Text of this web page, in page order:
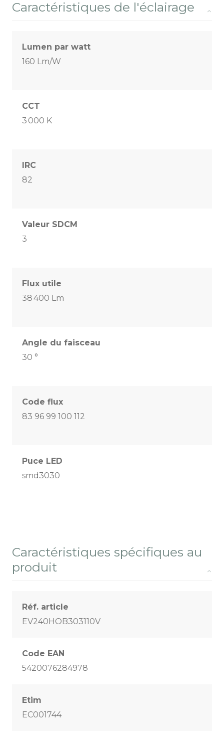
Caractéristiques de l'éclairage
Lumen par watt
160 Lm/W
CCT
3 000 K
IRC
82
Valeur SDCM
3
Flux utile
38 400 Lm
Angle du faisceau
30 °
Code flux
83 96 99 100 112
Puce LED
smd3030
Caractéristiques spécifiques au
produit
Réf. article
EV240HOB303110V
Code EAN
5420076284978
Etim
EC001744